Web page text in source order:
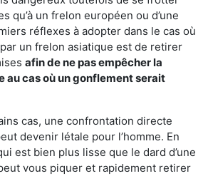
qu’à un frelon européen ou d’une
réflexes à adopter dans le cas où
un frelon asiatique est de retirer
afin de ne pas empêcher la
au cas où un gonflement serait
cas, une confrontation directe
devenir létale pour l’homme. En
est bien plus lisse que le dard d’une
vous piquer et rapidement retirer